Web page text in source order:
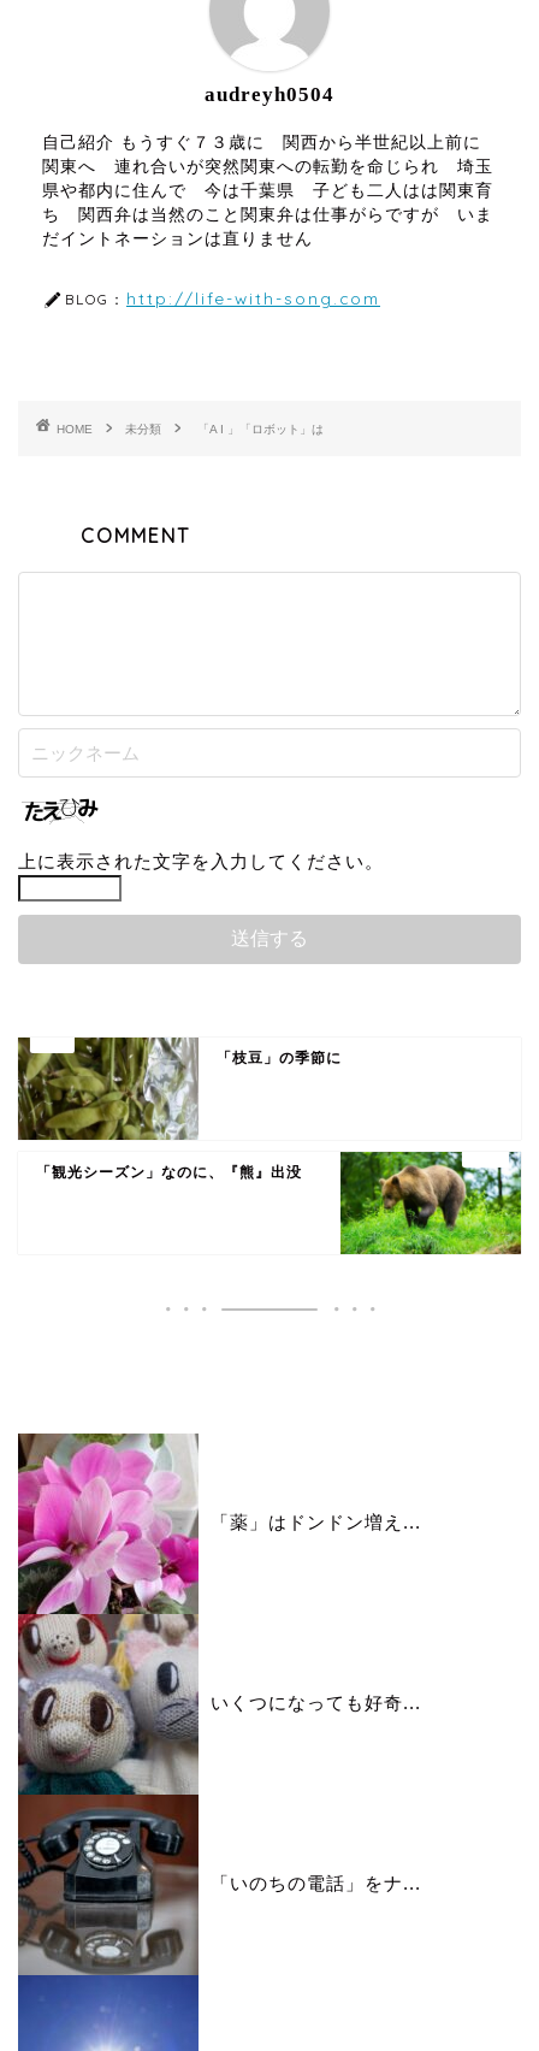
audreyh0504
自己紹介 もうすぐ７３歳に 関西から半世紀以上前に
関東へ 連れ合いが突然関東への転勤を命じられ 埼玉
県や都内に住んで 今は千葉県 子ども二人はは関東育
ち 関西弁は当然のこと関東弁は仕事がらですが いま
だイントネーションは直りません
BLOG： http://life-with-song.com
HOME 未分類 「A I 」「ロボット」は
COMMENT
上に表示された文字を入力してください。
「枝豆」の季節に
「観光シーズン」なのに、『熊』出没
「薬」はドンドン増え...
いくつになっても好奇...
「いのちの電話」をナ...